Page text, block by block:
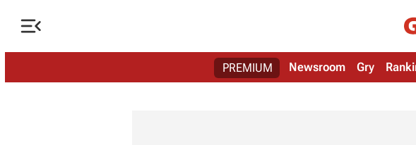

PREMIUM Newsroom Gry